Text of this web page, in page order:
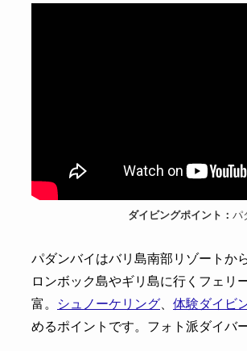
ダイビングポイント： パ
パダンバイはバリ島南部リゾートか
ロンボック島やギリ島に行くフェリ
富。
シュノーケリング 体験ダイビ
めるポイントです。フォト派ダイバ